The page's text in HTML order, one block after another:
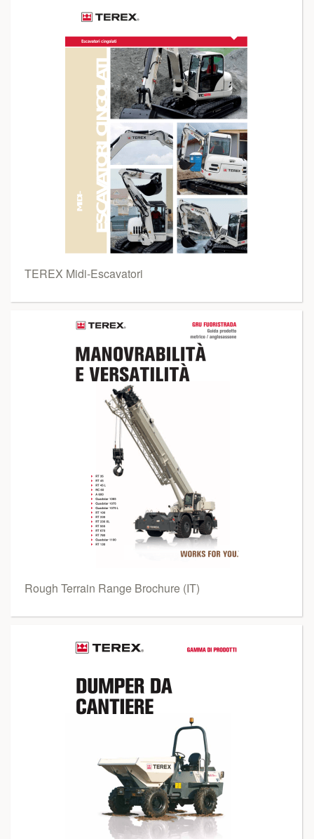
TEREX Midi-Escavatori
Rough Terrain Range Brochure (IT)